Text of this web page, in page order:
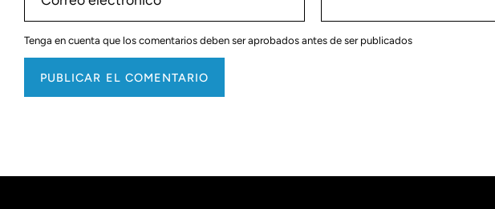
electrónico
Tenga en cuenta que los comentarios deben ser aprobados antes de ser publicados
PUBLICAR EL COMENTARIO